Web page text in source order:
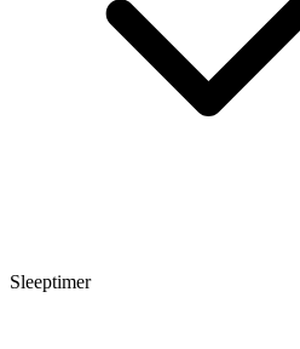
Sleeptimer